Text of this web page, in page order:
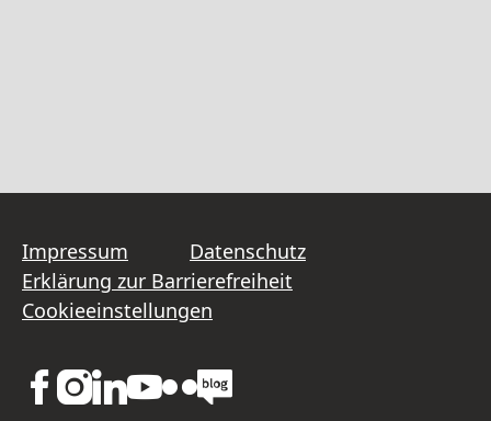
Impressum
Datenschutz
Erklärung zur Barrierefreiheit
Cookieeinstellungen